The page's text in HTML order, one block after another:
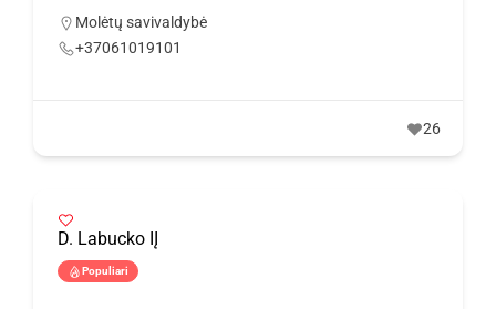
Molėtų savivaldybė
+37061019101
26
D. Labucko IĮ
Populiari